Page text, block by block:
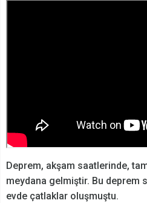
Deprem, akşam saatlerinde,
meydana gelmiştir. Bu deprem
evde çatlaklar oluşmuştu.